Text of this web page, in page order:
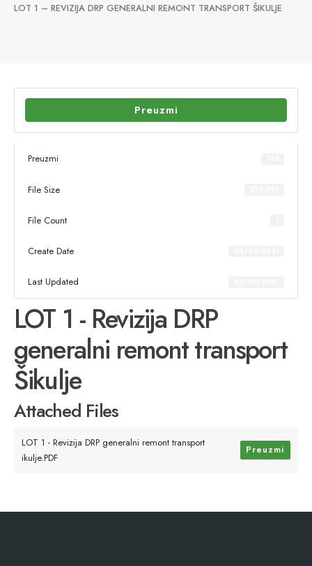
LOT 1 – REVIZIJA DRP GENERALNI REMONT TRANSPORT ŠIKULJE
Preuzmi
Preuzmi
File Size
File Count
Create Date
Last Updated
LOT 1 - Revizija DRP
generalni remont transport
Šikulje
Attached Files
LOT 1 - Revizija DRP generalni remont transport
ikulje.PDF
Preuzmi